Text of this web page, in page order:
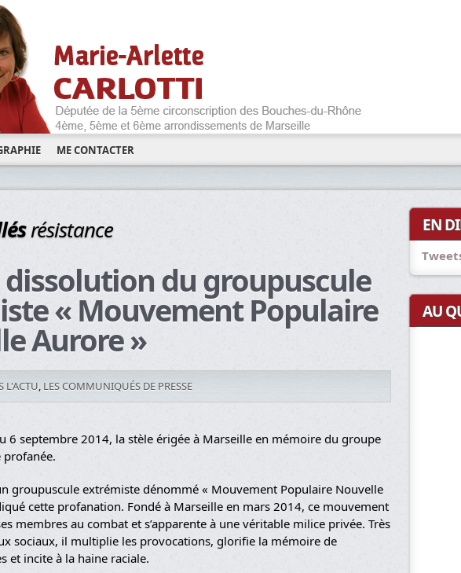
ME CONTACTER
résistance
dissolution du groupuscule
« Mouvement Populaire
Aurore »
L'ACTU, LES COMMUNIQUÉS DE PRESSE
6 septembre 2014, la stèle érigée à Marseille en mémoire du groupe
profanée.
groupuscule extrémiste dénommé « Mouvement Populaire Nouvelle
cette profanation. Fondé à Marseille en mars 2014, ce mouvement
membres au combat et s’apparente à une véritable milice privée. Très
sociaux, il multiplie les provocations, glorifie la mémoire de
et incite à la haine raciale.
EN
AU